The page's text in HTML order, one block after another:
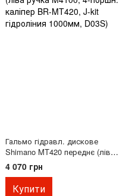
Гальмо гідравл. дискове
Shimano MT420 переднє (ліва
ручка M4100, 4-поршн.
каліпер BR-MT420, J-kit
гідроліния 1000мм, D03S)
4 070 грн
Купити